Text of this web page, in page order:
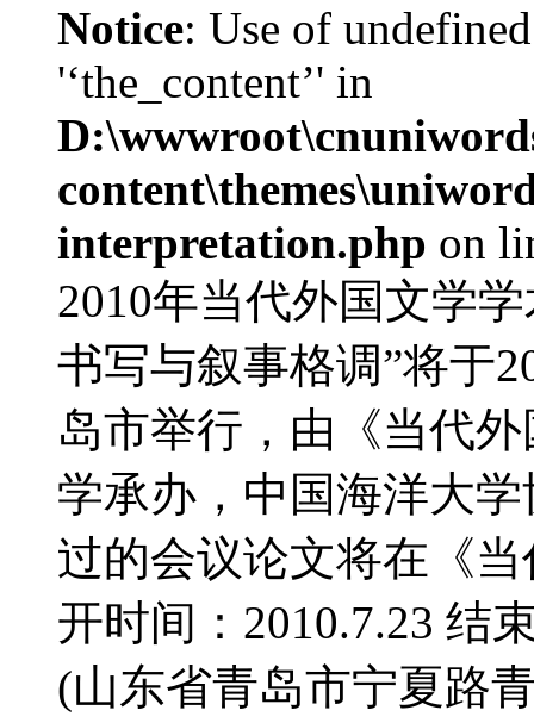
Notice: Use of
'‘the_content’' in
interpretation.php on
2010年当代外国文学
书写与叙事格调”将于
岛市举行，由《当代
学承办，中国海洋大
过的会议论文将在《
开时间：2010.7.23 结
(山东省青岛市宁夏路